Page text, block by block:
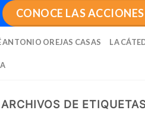
CONOCE LAS
OREJAS CASAS LA
ARCHIVOS DE